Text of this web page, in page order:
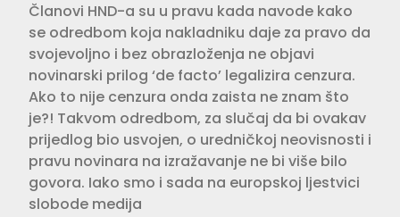
Članovi HND-a su u pravu kada navode kako
se odredbom koja nakladniku daje za pravo da
svojevoljno i bez obrazloženja ne objavi
novinarski prilog ‘de facto’ legalizira cenzura.
Ako to nije cenzura onda zaista ne znam što
je?! Takvom odredbom, za slučaj da bi ovakav
prijedlog bio usvojen, o uredničkoj neovisnosti i
pravu novinara na izražavanje ne bi više bilo
govora. Iako smo i sada na europskoj ljestvici
slobode medija